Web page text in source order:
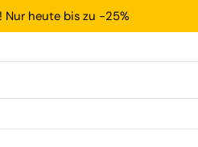
Nur heute bis zu -25%